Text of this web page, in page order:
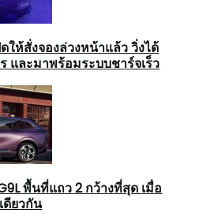
ดให้สั่งจองล่วงหน้าแล้ว วิ่งได้
ร และมาพร้อมระบบชาร์จเร็ว
พื้นที่แถว 2 กว้างที่สุด เมื่อ
ดียวกัน